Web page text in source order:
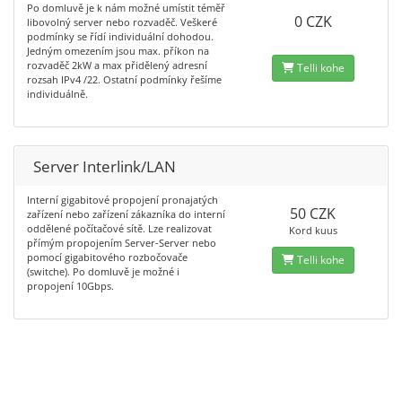
Po domluvě je k nám možné umístit téměř
libovolný server nebo rozvaděč. Veškeré
podmínky se řídí individuální dohodou.
Jedným omezením jsou max. příkon na
rozvaděč 2kW a max přidělený adresní
rozsah IPv4 /22. Ostatní podmínky řešíme
individuálně.
0 CZK
Telli kohe
Server Interlink/LAN
Interní gigabitové propojení pronajatých
zařízení nebo zařízení zákazníka do interní
oddělené počítačové sítě. Lze realizovat
přímým propojením Server-Server nebo
pomocí gigabitového rozbočovače
(switche). Po domluvě je možné i
propojení 10Gbps.
50 CZK
Kord kuus
Telli kohe